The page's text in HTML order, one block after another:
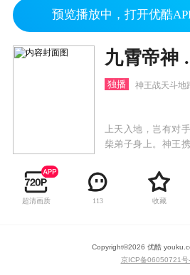
预览播放中，打开优酷
九
独播 神王战天斗地
上天入地，岂有对
柴弟子身上。神王
发出霸气的最强音
苍天！
超清画质 113 收藏
Copyright©2026 优酷
京ICP备06050721号